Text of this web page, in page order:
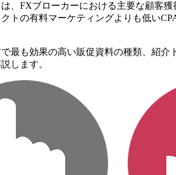
、FXブローカーにおける主要な顧客
トの有料マーケティングよりも低い
最も効果の高い販促資料の種類、紹
します。